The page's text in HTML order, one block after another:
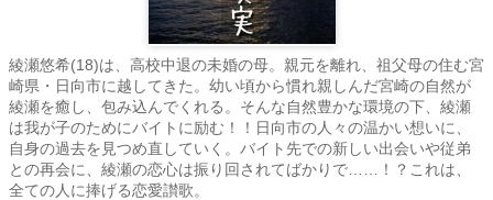
綾瀬悠希(18)は、高校中退の未婚の母。親元を離れ、祖父母の住む宮
崎県・日向市に越してきた。幼い頃から慣れ親しんだ宮崎の自然が
綾瀬を癒し、包み込んでくれる。そんな自然豊かな環境の下、綾瀬
は我が子のためにバイトに励む！！日向市の人々の温かい想いに、
自身の過去を見つめ直していく。バイト先での新しい出会いや従弟
との再会に、綾瀬の恋心は振り回されてばかりで……！？これは、
全ての人に捧げる恋愛讃歌。